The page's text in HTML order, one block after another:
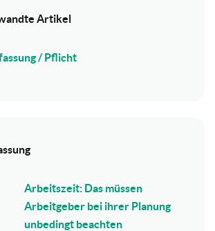
Artikel
/ Pflicht
Arbeitszeit: Das müssen
Arbeitgeber bei ihrer Planung
unbedingt beachten